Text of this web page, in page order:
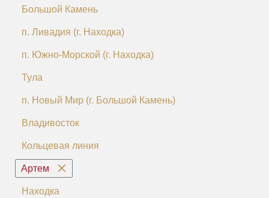
Большой Камень
п. Ливадия (г. Находка)
п. Южно-Морской (г. Находка)
Тула
п. Новый Мир (г. Большой Камень)
Владивосток
Кольцевая линия
Артем
Находка